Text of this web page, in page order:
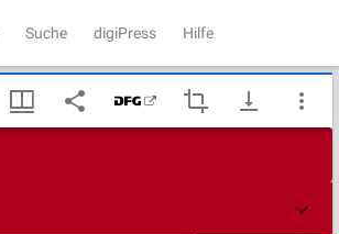
Suche digiPress Hilfe